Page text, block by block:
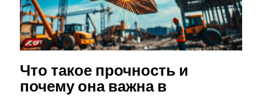
Что такое прочность и
почему она важна в